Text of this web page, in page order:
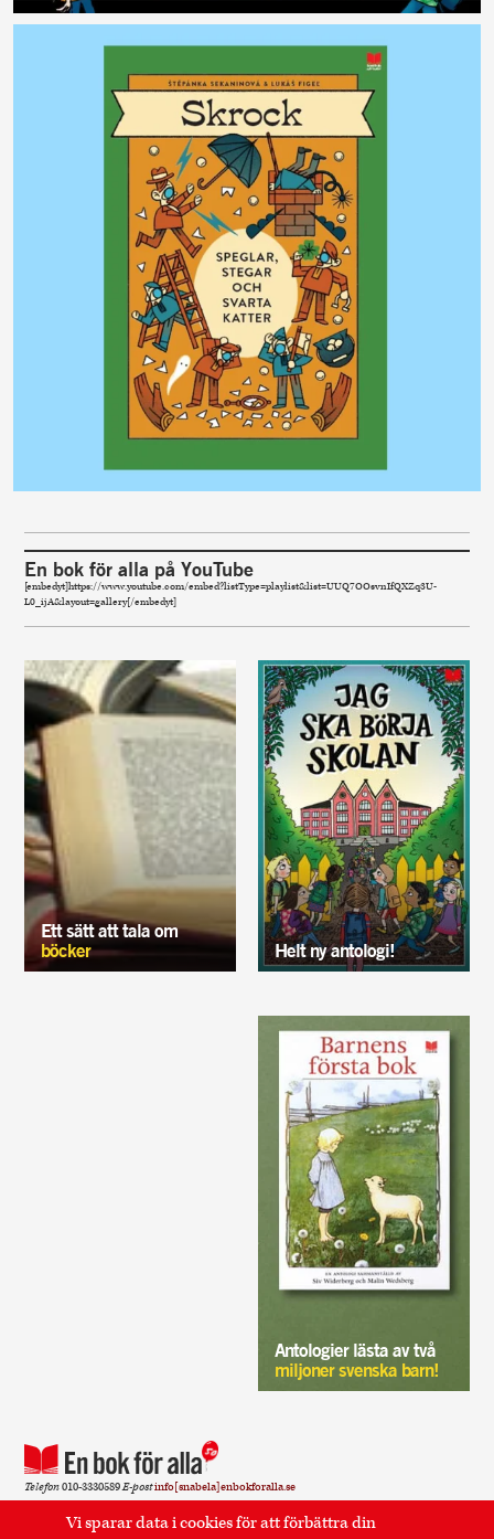
Vi sparar data i cookies för att förbättra din
En bok för alla på YouTube
[embedyt]https://www.youtube.com/embed?listType=playlist&list=UUQ7OOsvnIfQXZq3U-
L0_ijA&layout=gallery[/embedyt]
Ett sätt att tala om
böcker
Helt ny antologi!
Antologier lästa av två
miljoner svenska barn!
Telefon010-3330589E-postinfo[snabela]enbokforalla.se
Sidan använder cookies. Läs mer